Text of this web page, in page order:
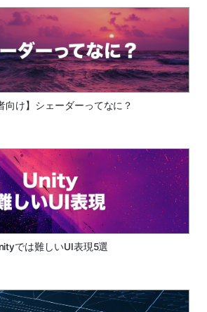
向け】シェーダーってなに？
では難しいUI表現5選